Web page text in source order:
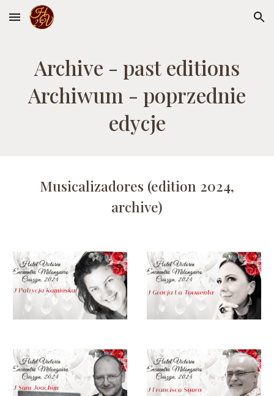
Skip to main content Skip to navigation
Archive - past editions
Archiwum - poprzednie
edycje
Musicalizadores (edition 2024,
archive)